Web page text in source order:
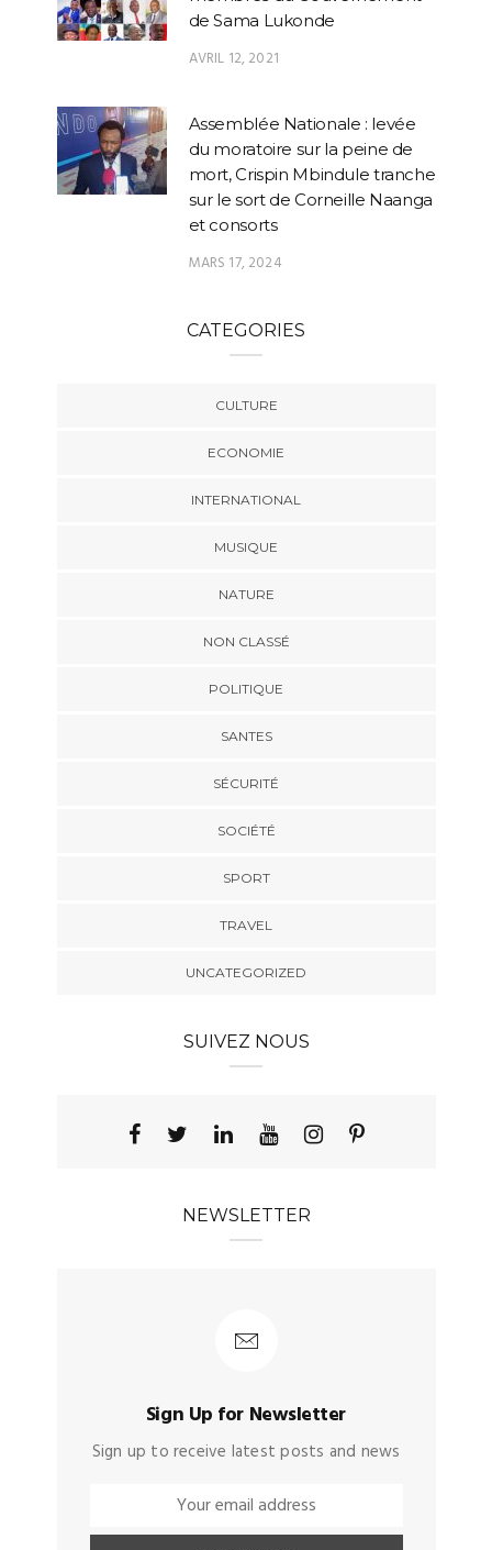
de Sama Lukonde
AVRIL 12, 2021
Assemblée Nationale : levée
du moratoire sur la peine de
mort, Crispin Mbindule tranche
sur le sort de Corneille Naanga
et consorts
MARS 17, 2024
CATEGORIES
CULTURE
ECONOMIE
INTERNATIONAL
MUSIQUE
NATURE
NON CLASSÉ
POLITIQUE
SANTES
SÉCURITÉ
SOCIÉTÉ
SPORT
TRAVEL
UNCATEGORIZED
SUIVEZ NOUS
NEWSLETTER
Sign Up for Newsletter
Sign up to receive latest posts and news